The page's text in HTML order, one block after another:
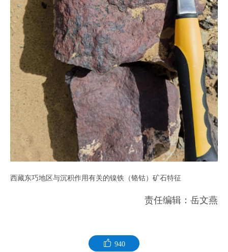
西藏东巧地区与沉积作用有关的镍铁（铬钴）矿石特征
责任编辑：岳文燕
940